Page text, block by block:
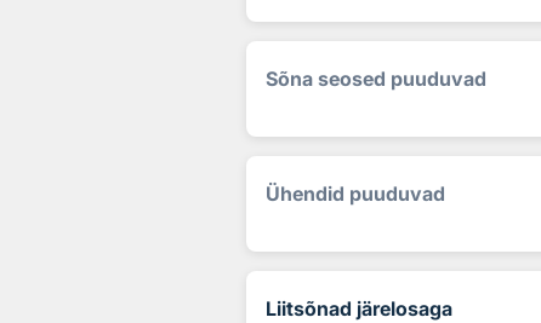
Sõna seosed puuduvad
Ühendid puuduvad
Liitsõnad järelosaga